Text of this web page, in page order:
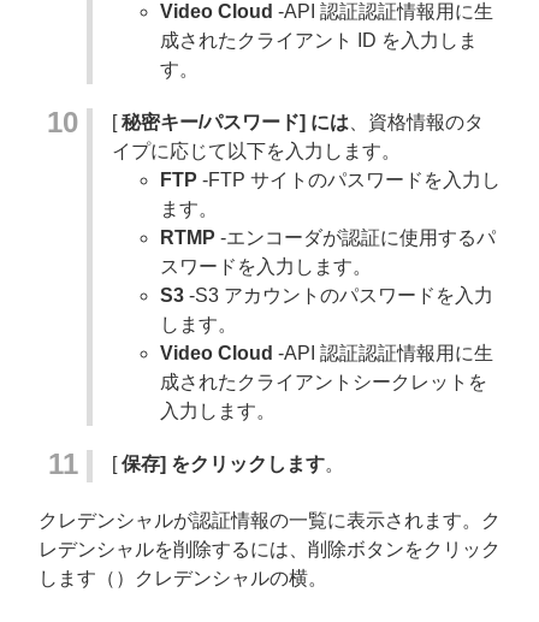
Video Cloud -API 認証認証情報用に生
成されたクライアント ID を入力しま
す。
[秘密キー/パスワード] には 、資格情報のタ
イプに応じて以下を入力します。
FTP -FTP サイトのパスワードを入力し
ます。
RTMP -エンコーダが認証に使用するパ
スワードを入力します。
S3 -S3 アカウントのパスワードを入力
します。
Video Cloud -API 認証認証情報用に生
成されたクライアントシークレットを
入力します。
[保存] をクリックします。
クレデンシャルが認証情報の一覧に表示されます。ク
レデンシャルを削除するには、削除ボタンをクリック
します（ ）クレデンシャルの横。